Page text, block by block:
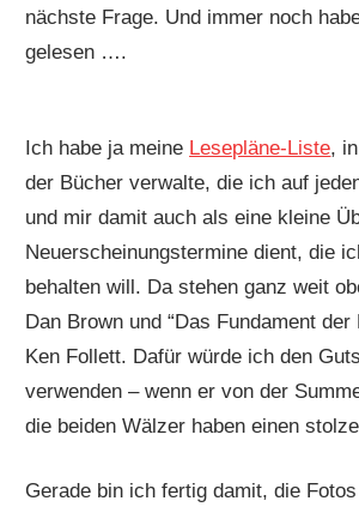
nächste Frage. Und immer noch
gelesen ….
Ich habe ja meine Lesepläne-Liste,
der Bücher verwalte, die ich auf
und mir damit auch als eine kleine
Neuerscheinungstermine dient, die
behalten will. Da stehen ganz weit
Dan Brown und “Das Fundament der
Ken Follett. Dafür würde ich den
verwenden – wenn er von der
die beiden Wälzer haben einen
Gerade bin ich fertig damit, die